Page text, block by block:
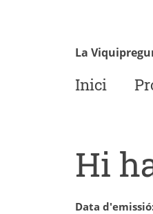
La
Inici
Hi
Data